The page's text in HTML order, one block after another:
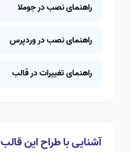
راهنمای نصب در جوملا
راهنمای نصب در وردپرس
راهنمای تغییرات در قالب
آشنایی با طراح این قالب